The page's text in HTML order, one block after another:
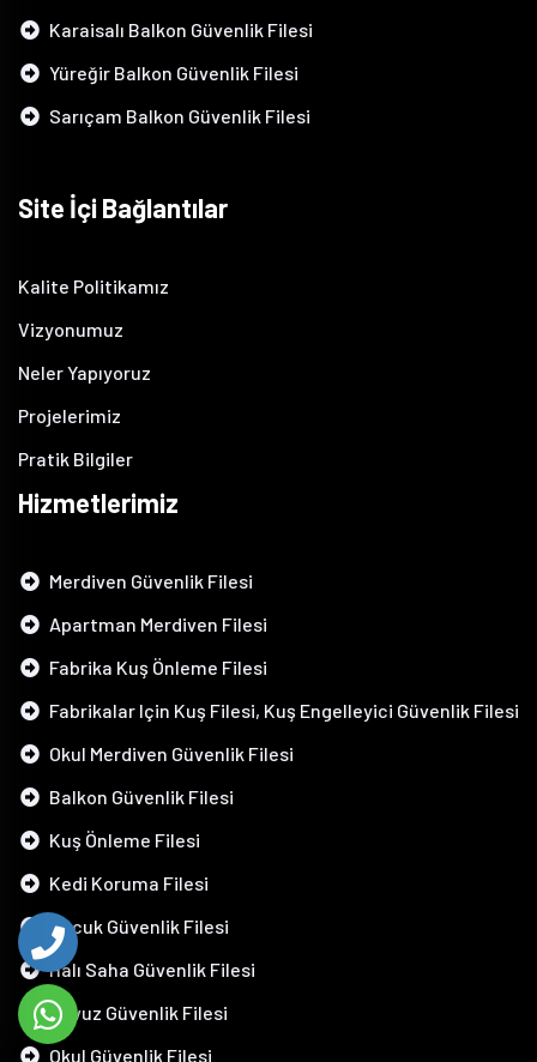
Karaisalı Balkon Güvenlik Filesi
Yüreğir Balkon Güvenlik Filesi
Sarıçam Balkon Güvenlik Filesi
Site İçi Bağlantılar
Kalite Politikamız
Vizyonumuz
Neler Yapıyoruz
Projelerimiz
Pratik Bilgiler
Hizmetlerimiz
Merdiven Güvenlik Filesi
Apartman Merdiven Filesi
Fabrika Kuş Önleme Filesi
Fabrikalar Için Kuş Filesi, Kuş Engelleyici Güvenlik Filesi
Okul Merdiven Güvenlik Filesi
Balkon Güvenlik Filesi
Kuş Önleme Filesi
Kedi Koruma Filesi
Çocuk Güvenlik Filesi
Halı Saha Güvenlik Filesi
Havuz Güvenlik Filesi
Okul Güvenlik Filesi